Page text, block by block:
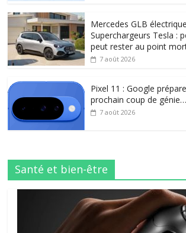
Mercedes GLB
Superchargeurs Tesla :
peut rester au point
7 août 2026
Pixel 11 : Google
prochain coup de
7 août 2026
Santé et bien-être